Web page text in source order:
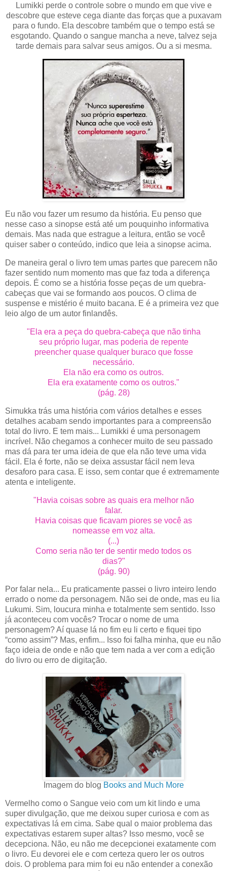
Lumikki perde o controle sobre o mundo em que vive e
descobre que esteve cega diante das forças que a puxavam
para o fundo. Ela descobre também que o tempo está se
esgotando. Quando o sangue mancha a neve, talvez seja
tarde demais para salvar seus amigos. Ou a si mesma.
Eu não vou fazer um resumo da história. Eu penso que
nesse caso a sinopse está até um pouquinho informativa
demais. Mas nada que estrague a leitura, então se você
quiser saber o conteúdo, indico que leia a sinopse acima.
De maneira geral o livro tem umas partes que parecem não
fazer sentido num momento mas que faz toda a diferença
depois. É como se a história fosse peças de um quebra-
cabeças que vai se formando aos poucos. O clima de
suspense e mistério é muito bacana. E é a primeira vez que
leio algo de um autor finlandês.
"Ela era a peça do quebra-cabeça que não tinha
seu próprio lugar, mas poderia de repente
preencher quase qualquer buraco que fosse
necessário.
Ela não era como os outros.
Ela era exatamente como os outros."
(pág. 28)
Simukka trás uma história com vários detalhes e esses
detalhes acabam sendo importantes para a compreensão
total do livro. E tem mais... Lumikki é uma personagem
incrível. Não chegamos a conhecer muito de seu passado
mas dá para ter uma ideia de que ela não teve uma vida
fácil. Ela é forte, não se deixa assustar fácil nem leva
desaforo para casa. E isso, sem contar que é extremamente
atenta e inteligente.
"Havia coisas sobre as quais era melhor não
falar.
Havia coisas que ficavam piores se você as
nomeasse em voz alta.
(...)
Como seria não ter de sentir medo todos os
dias?"
(pág. 90)
Por falar nela... Eu praticamente passei o livro inteiro lendo
errado o nome da personagem. Não sei de onde, mas eu lia
Lukumi. Sim, loucura minha e totalmente sem sentido. Isso
já aconteceu com vocês? Trocar o nome de uma
personagem? Aí quase lá no fim eu li certo e fiquei tipo
“como assim”? Mas, enfim... Isso foi falha minha, que eu não
faço ideia de onde e não que tem nada a ver com a edição
do livro ou erro de digitação.
Imagem do blog Books and Much More
Vermelho como o Sangue veio com um kit lindo e uma
super divulgação, que me deixou super curiosa e com as
expectativas lá em cima. Sabe qual o maior problema das
expectativas estarem super altas? Isso mesmo, você se
decepciona. Não, eu não me decepcionei exatamente com
o livro. Eu devorei ele e com certeza quero ler os outros
dois. O problema para mim foi eu não entender a conexão